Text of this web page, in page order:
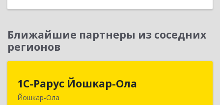
Ближайшие партнеры из соседних
регионов
1С-Рарус Йошкар-Ола
Йошкар-Ола
424004, Марий Эл Респ, Йошкар-Ола г, Волкова